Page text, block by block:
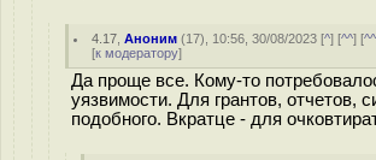
4.17 ,Аноним (17), 10:56, 30/08/2023 [^] [^^] [
[к модератору]
Да проще все. Кому-то
уязвимости. Для грантов, отчетов,
подобного. Вкратце - для